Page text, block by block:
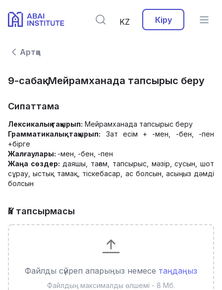
KZ Кіру
Артқа
9-cабақ. Мейрамханада тапсырыс беру
Сипаттама
Лексикалық тақырып: Мейрамханада тапсырыс беру
Грамматикалық тақырып: Зат есім + -мен, -бен, -пен
+бірге
Жалғаулары: -мен, -бен, -пен
Жаңа сөздер: даяшы, тағам, тапсырыс, мәзір, сусын, шот
сұрау, ыстық тамақ, тіскебасар, ас болсын, асыңыз дәмді
болсын
Үй тапсырмасы
Файлды сүйреп апарыңыз немесе таңдаңыз
Файлдың максималды өлшемі - 8 Мб.